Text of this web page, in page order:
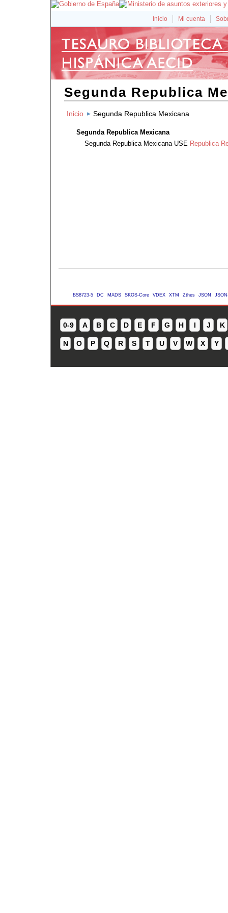
Inicio Mi cuenta
Segunda Republica
Inicio Segunda Republica Mexicana
Segunda Republica Mexicana
Segunda Republica MexicanaUSE Republica
BS8723-5 DC MADS SKOS-Core VDEX XTM Zthes JSON
0-9 A B C D E F G H I J K
N O P Q R S T U V W X Y